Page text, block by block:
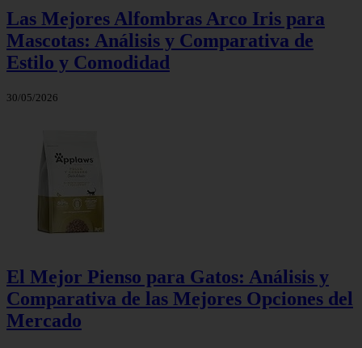
Las Mejores Alfombras Arco Iris para
Mascotas: Análisis y Comparativa de
Estilo y Comodidad
30/05/2026
El Mejor Pienso para Gatos: Análisis y
Comparativa de las Mejores Opciones del
Mercado